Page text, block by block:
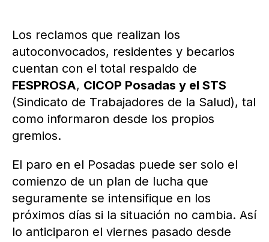
Los reclamos que realizan los
autoconvocados, residentes y becarios
cuentan con el total respaldo de
FESPROSA, CICOP Posadas y el STS
(Sindicato de Trabajadores de la Salud), tal
como informaron desde los propios
gremios.
El paro en el Posadas puede ser solo el
comienzo de un plan de lucha que
seguramente se intensifique en los
próximos días si la situación no cambia. Así
lo anticiparon el viernes pasado desde